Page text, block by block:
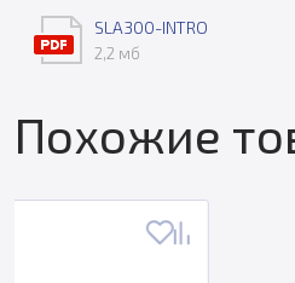
SLA300-INTRO
2,2 мб
Похожие